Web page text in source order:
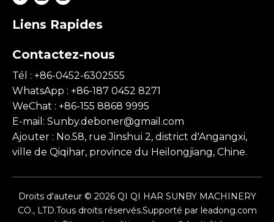
Liens Rapides
Contactez-nous
Tél : +86-0452-6302555
WhatsApp : +86-187 0452 8271
WeChat : +86-155 8868 9995
E-mail: Sunby.deboner@gmail.com
Ajouter : No.58, rue Jinshui 2, district d'Angangxi,
ville de Qiqihar, province du Heilongjiang, Chine.
Droits d'auteur © 2026QI QI HAR SUNBY MACHINERY
CO., LTD.Tous droits réservés.Supporté par leadong.com